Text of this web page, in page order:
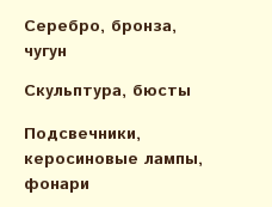
Серебро, бронза,
чугун
Скульптура, бюсты
Подсвечники,
керосиновые лампы,
фонари